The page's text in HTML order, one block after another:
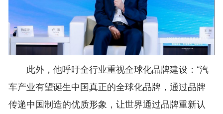
此外，他呼吁全行业重视全球化品牌建设：“汽
车产业有望诞生中国真正的全球化品牌，通过品牌
传递中国制造的优质形象，让世界通过品牌重新认